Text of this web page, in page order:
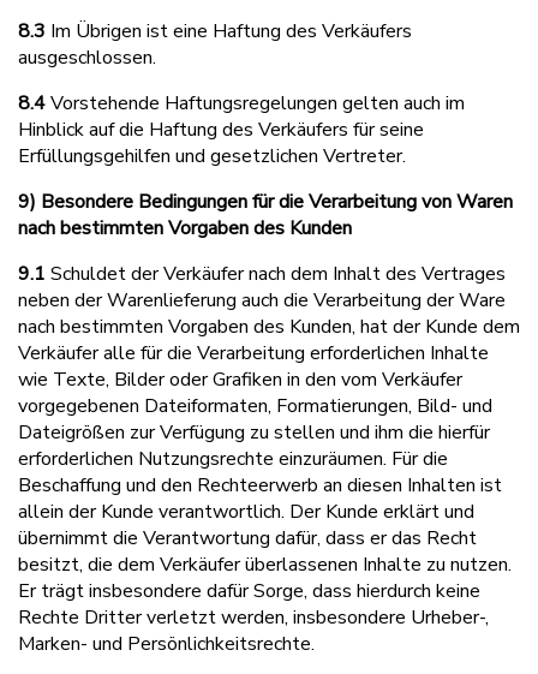
8.3 Im Übrigen ist eine Haftung des Verkäufers
ausgeschlossen.
8.4Vorstehende Haftungsregelungen gelten auch im
Hinblick auf die Haftung des Verkäufers für seine
Erfüllungsgehilfen und gesetzlichen Vertreter.
9) Besondere Bedingungen für die Verarbeitung von Waren
nach bestimmten Vorgaben des Kunden
9.1 Schuldet der Verkäufer nach dem Inhalt des Vertrages
neben der Warenlieferung auch die Verarbeitung der Ware
nach bestimmten Vorgaben des Kunden, hat der Kunde dem
Verkäufer alle für die Verarbeitung erforderlichen Inhalte
wie Texte, Bilder oder Grafiken in den vom Verkäufer
vorgegebenen Dateiformaten, Formatierungen, Bild- und
Dateigrößen zur Verfügung zu stellen und ihm die hierfür
erforderlichen Nutzungsrechte einzuräumen. Für die
Beschaffung und den Rechteerwerb an diesen Inhalten ist
allein der Kunde verantwortlich. Der Kunde erklärt und
übernimmt die Verantwortung dafür, dass er das Recht
besitzt, die dem Verkäufer überlassenen Inhalte zu nutzen.
Er trägt insbesondere dafür Sorge, dass hierdurch keine
Rechte Dritter verletzt werden, insbesondere Urheber-,
Marken- und Persönlichkeitsrechte.